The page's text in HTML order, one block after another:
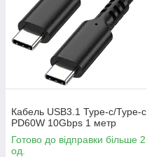
Кабель USB3.1 Type-c/Type-c
PD60W 10Gbps 1 метр
Готово до відправки більше 2
од.